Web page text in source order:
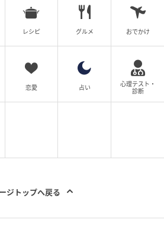
みる
っとみる
レシピ グルメ おでかけ
恋愛 占い
心理テスト・
診断
ジトップへ戻る